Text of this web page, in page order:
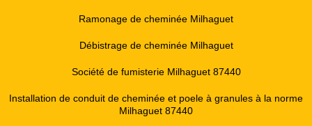
Ramonage de cheminée Milhaguet
Débistrage de cheminée Milhaguet
Société de fumisterie Milhaguet 87440
Installation de conduit de cheminée et poele à granules à la norme
Milhaguet 87440